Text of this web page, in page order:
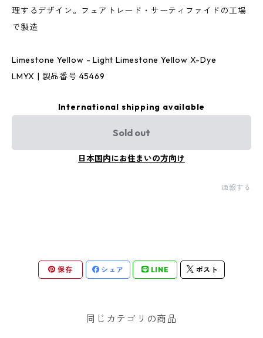
理するデザイン。フェアトレード・サーティファイドの工場
で製造
Limestone Yellow - Light Limestone Yellow X-Dye
LMYX | 製品番号 45469
International shipping available
Sold out
日本国内にお住まいの方向け
通報する
保存 シェア LINE ポスト
同じカテゴリの商品